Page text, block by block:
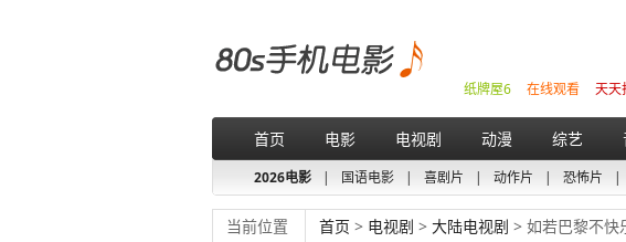
天天
在线观看
纸牌屋6
首页 电影 电视剧 动漫 综艺
2026电影 | 国语电影 | 喜剧片 | 动作片 | 恐怖片 |
当前位置 首页 > 电视剧 > 大陆电视剧 > 如若巴黎不快